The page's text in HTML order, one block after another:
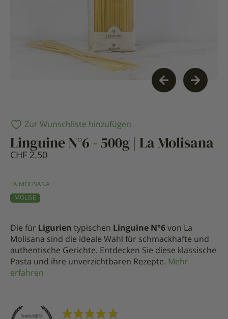
Zur Wunschliste hinzufügen
Linguine N°6 - 500g | La Molisana
CHF 2.50
LA MOLISANA
MOLISE
Die für Ligurien typischen Linguine N°6 von La
Molisana sind die ideale Wahl für schmackhafte und
authentische Gerichte. Entdecken Sie diese klassische
Pasta und ihre unverzichtbaren Rezepte. Mehr
erfahren